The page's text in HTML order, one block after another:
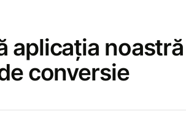
aplicația noastră
conversie